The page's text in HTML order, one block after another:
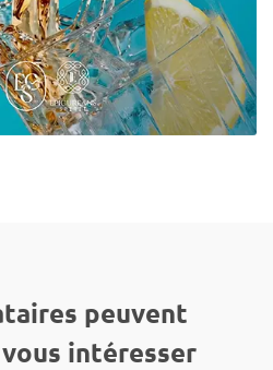
peuvent
intéresser